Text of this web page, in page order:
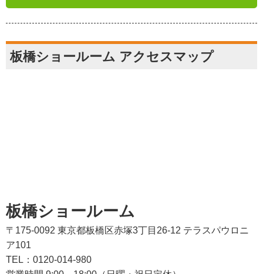
板橋ショールーム アクセスマップ
板橋ショールーム
〒175-0092 東京都板橋区赤塚3丁目26-12 テラスパウロニ
ア101
TEL：0120-014-980